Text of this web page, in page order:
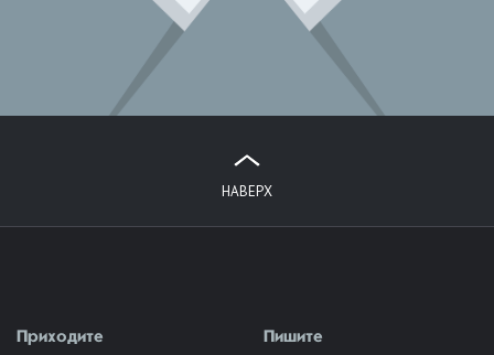
НАВЕРХ
Приходите Пишите